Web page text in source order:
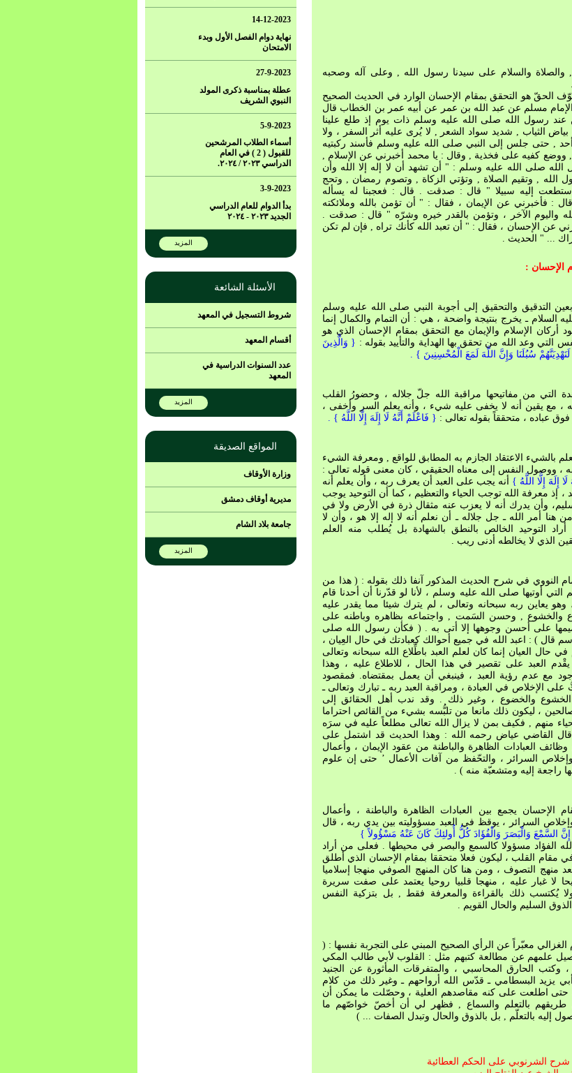
14-12-2023
نهاية دوام الفصل الأول وبدء
الامتحان
27-9-2023
عطلة بمناسبة ذكرى المولد
النبوي الشريف
5-9-2023
أسماء الطلاب المرشحين
للقبول ( 2 ) في العام
الدراسي ٢٠٢٣ / ٢٠٢٤.
3-9-2023
بدأ الدوام للعام الدراسي
الجديد ٢٠٢٣ - ٢٠٢٤
المزيد
الأسئلة الشائعة
شروط التسجيل في المعهد
أقسام المعهد
عدد السنوات الدراسية في
المعهد
المزيد
المواقع الصديقة
وزارة الأوقاف
مديرية أوقاف دمشق
جامعة بلاد الشام
المزيد
, والصلاة والسلام على سيدنا رسول الله , وعلى آله وصحبه
الحقّ هو التحقق بمقام الإحسان الوارد في الحديث الصحيح
الإمام مسلم عن عبد الله بن عمر عن أبيه عمر بن الخطاب قال
عند رسول الله صلى الله عليه وسلم ذات يوم إذ طلع علينا
الثياب , شديد سواد الشعر , لا يُرى عليه أثر السفر ، ولا
أحد , حتى جلس إلى النبي صلى الله عليه وسلم فأسند ركبتيه
, ووضع كفيه على فخذية , وقال : يا محمد أخبرني عن الإسلام ,
صلى الله عليه وسلم : " أن تشهد أن لا إله إلا الله وأن
الله , وتقيم الصلاة , وتؤتي الزكاة , وتصوم رمضان , وتحج
استطعت إليه سبيلا " قال : صدقت . قال : فعجبنا له يسأله
: فأخبرني عن الإيمان ، فقال : " أن تؤمن بالله وملائكته
واليوم الآخر ، وتؤمن بالقدر خيره وشرّه " قال : صدقت .
عن الإحسان ، فقال : " أن تعبد الله كأنك تراه , فإن لم تكن
... " الحديث .
الإحسان :
بعين التدقيق والتحقيق إلى أجوبة النبي صلى الله عليه وسلم
السلام ـ يخرج بنتيجة واضحة ، هي : أن التمام والكمال إنما
أركان الإسلام والإيمان مع التحقق بمقام الإحسان الذي هو
التي وعد الله من تحقق بها الهداية والتأييد بقوله : { وَالَّذِينَ
لَنَهْدِيَنَّهُمْ سُبُلَنَا وَإِنَّ اللَّهَ لَمَعَ الْمُحْسِنِينَ } .
التي من مفاتيحها مراقبة الله جلّ جلاله ، وحضورُ القلب
، مع يقين أنه لا يخفى عليه شيء ، وأنه يعلم السر وأخفى ،
فوق عباده ، متحققاً بقوله تعالى : { فَاعْلَمْ أَنَّهُ لَا إِلَهَ إِلَّا اللَّهُ } .
بالشيء الاعتقاد الجازم به المطابق للواقع , ومعرفة الشيء
، ووصول النفس إلى معناه الحقيقي ، كان معنى قوله تعالى :
إِلَهَ إِلَّا اللَّهُ } أنه يجب على العبد أن يعرف ربه ، وأن يعلم أنه
، إذ معرفة الله توجب الحياء والتعظيم ، كما أن التوحيد يوجب
وأن يدرك أنه لا يعزب عنه مثقال ذرة في الأرض ولا في
هنا أمر الله ـ جل جلاله ـ أن نعلم أنه لا إله إلا هو ، وأن لا
التوحيد الخالص بالنطق بالشهادة بل يُطلب منه العلم
الذي لا يخالطه أدنى ريب .
النووي في شرح الحديث المذكور آنفا ذلك بقوله : ( هذا من
التي أوتيها صلى الله عليه وسلم ، لأنا لو قدّرنا أن أحدنا قام
وهو يعاين ربه سبحانه وتعالى ، لم يترك شيئا مما يقدر عليه
والخشوع , وحسن السَمت , واجتماعه بظاهره وباطنه على
على أحسن وجوهها إلا أتى به . ( فكأن رسول الله صلى
قال ) : اعبد الله في جميع أحوالك كعبادتك في حال العِيان ،
في حال العيان إنما كان لعلم العبد باطِّلاع الله سبحانه وتعالى
يقْدم العبد على تقصير في هذا الحال ، للاطلاع عليه ، وهذا
مع عدم رؤية العبد ، فينبغي أن يعمل بمقتضاه. فمقصود
على الإخلاص في العبادة ، ومراقبة العبد ربه ـ تبارك وتعالى ـ
والخضوع ، وغير ذلك . وقد ندب أهل الحقائق إلى
، ليكون ذلك مانعا من تلبُّسه بشيء من القائص احتراما
منهم , فكيف بمن لا يزال الله تعالى مطلعاً عليه في سرَه
قال القاضي عياض رحمه الله : وهذا الحديث قد اشتمل على
العبادات الظاهرة والباطنة من عقود الإيمان ، وأعمال
وإخلاص السرائر ، والتحّفظ من آفات الأعمال ’ حتى إن علوم
راجعة إليه ومتشعبّة منه ) .
الإحسان يجمع بين العبادات الظاهرة والباطنة ، وأعمال
وإخلاص السرائر ، يوقظ في العبد مسؤوليته بين يدي ربه ، قال
السَّمْعَ وَالْبَصَرَ وَالْفُؤَادَ كُلُّ أُولئِكَ كَانَ عَنْهُ مَسْؤُولاً }
الفؤاد مسؤولا كالسمع والبصر في محيطها . فعلى من أراد
مقام القلب ، ليكون فعلا متحققا بمقام الإحسان الذي أطلق
منهج التصوف ، ومن هنا كان المنهج الصوفي منهجا إسلاميا
لا غبار عليه ، منهجا قلبيا روحيا يعتمد على صفت سريرة
يُكتسب ذلك بالقراءة والمعرفة فقط , بل بتزكية النفس
الذوق السليم والحال القويم .
الغزالي معبّراً عن الرأي الصحيح المبني على التجربة نفسها : (
علمهم عن مطالعة كتبهم مثل : القلوب لأبي طالب المكي
وكتب الحارق المحاسبي ، والمتفرقات المأثورة عن الجنيد
يزيد البسطامي ـ قدّس الله أرواحهم ـ وغير ذلك من كلام
حتى اطلعت على كنه مقاصدهم العلية ، وحصّلت ما يمكن أن
بالتعلم والسماع , فظهر لي أن أخصّ خواصّهم ما
إليه بالتعلّم , بل بالذوق والحال وتبدل الصفات ... )
الشرنوبي على الحكم العطائية